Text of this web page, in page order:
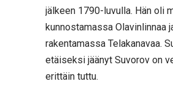
jälkeen 1790-luvulla. Hän oli
kunnostamassa Olavinlinnaa
rakentamassa Telakanavaa.
etäiseksi jäänyt Suvorov on
erittäin tuttu.